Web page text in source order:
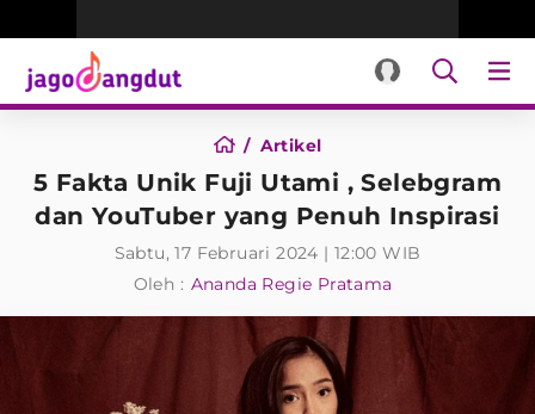
Artikel
5 Fakta Unik Fuji Utami , Selebgram
dan YouTuber yang Penuh Inspirasi
Sabtu, 17 Februari 2024 | 12:00 WIB
Oleh : Ananda Regie Pratama